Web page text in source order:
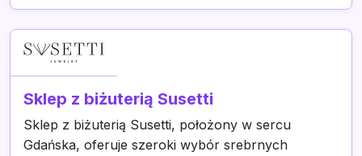
Sklep z biżuterią Susetti
Sklep z biżuterią Susetti, położony w sercu
Gdańska, oferuje szeroki wybór srebrnych